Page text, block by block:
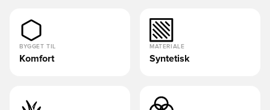
BYGGET TIL
Komfort
MATERIALE
Syntetisk